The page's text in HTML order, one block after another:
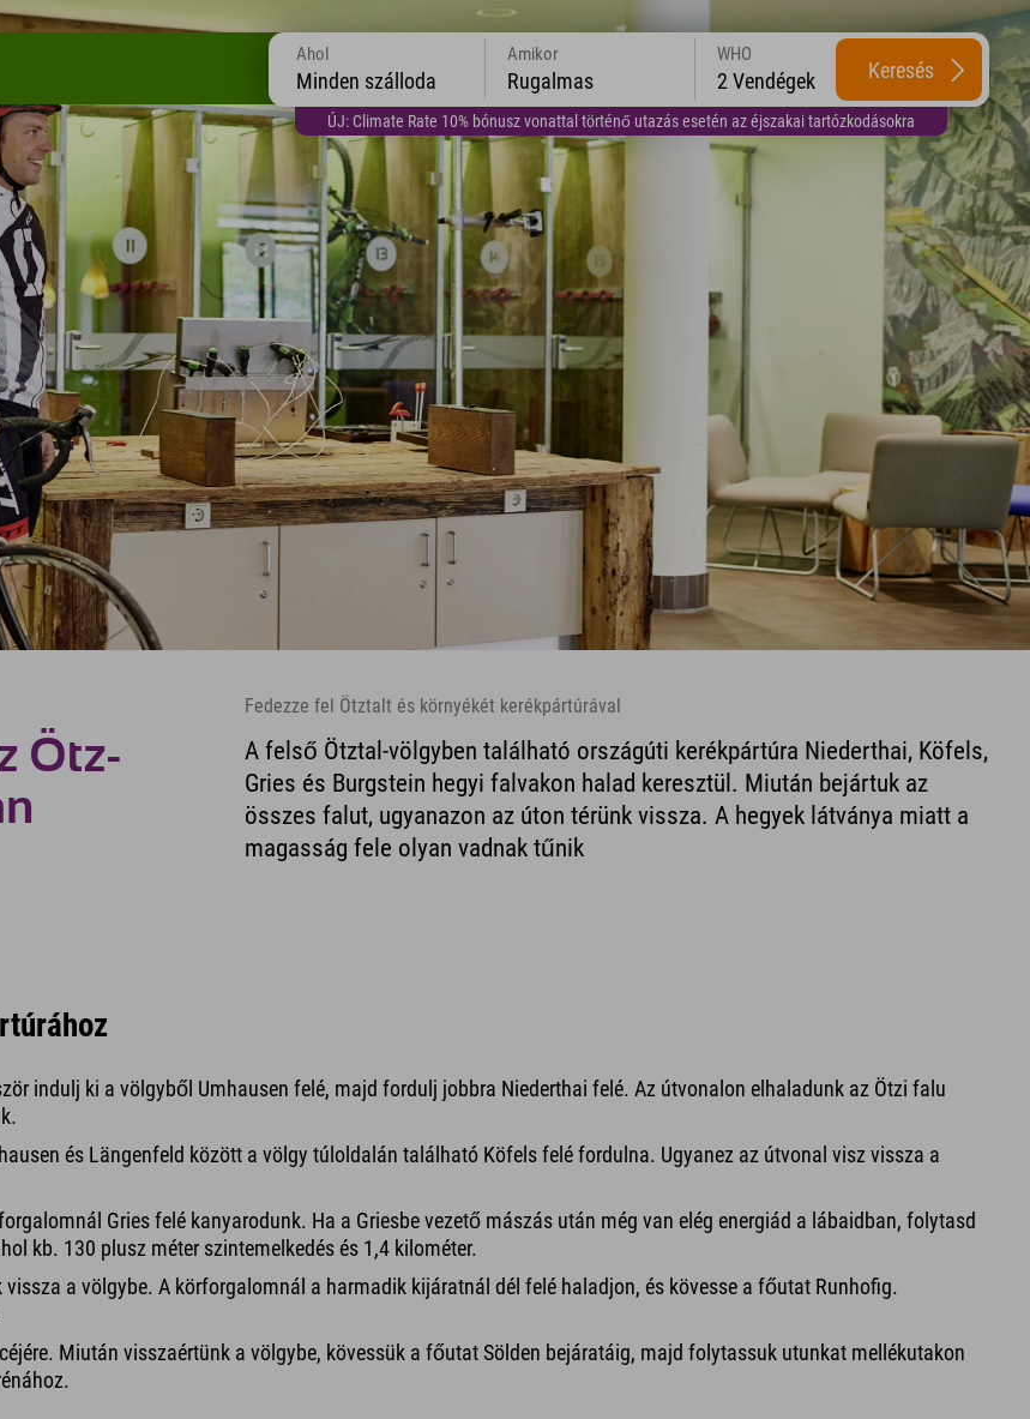
ÚJ: Climate Rate 10% bónusz vonattal történő utazás esetén az éjszakai tartózkodásokra
Ahol
Minden szálloda
Amikor
Rugalmas
WHO
2 Vendégek Keresés
Ötz-
Fedezze fel Ötztalt és környékét kerékpártúrával
A felső Ötztal-völgyben található országúti kerékpártúra Niederthai, Köfels,
Gries és Burgstein hegyi falvakon halad keresztül. Miután bejártuk az
összes falut, ugyanazon az úton térünk vissza. A hegyek látványa miatt a
magasság fele olyan vadnak tűnik
indulj ki a völgyből Umhausen felé, majd fordulj jobbra Niederthai felé. Az útvonalon elhaladunk az Ötzi falu
és Längenfeld között a völgy túloldalán található Köfels felé fordulna. Ugyanez az útvonal visz vissza a
Gries felé kanyarodunk. Ha a Griesbe vezető mászás után még van elég energiád a lábaidban, folytasd
kb. 130 plusz méter szintemelkedés és 1,4 kilométer.
vissza a völgybe. A körforgalomnál a harmadik kijáratnál dél felé haladjon, és kövesse a főutat Runhofig.
Miután visszaértünk a völgybe, kövessük a főutat Sölden bejáratáig, majd folytassuk utunkat mellékutakon